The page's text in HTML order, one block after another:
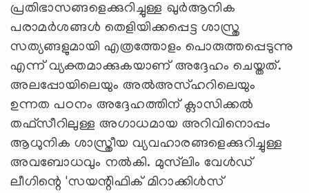
പ്രതിഭാസങ്ങളെക്കുറിച്ചുള്ള ഖുർആനിക
പരാമർശങ്ങൾ തെളിയിക്കപ്പെട്ട ശാസ്ത്ര
സത്യങ്ങളുമായി എത്രത്തോളം പൊരുത്തപ്പെടുന്നു
എന്ന് വ്യക്തമാക്കുകയാണ് അദ്ദേഹം ചെയ്തത്.
അലപ്പോയിലെയും അൽഅസ്ഹറിലെയും
ഉന്നത പഠനം അദ്ദേഹത്തിന് ക്ലാസിക്കൽ
തഫ്‌സീറിലുള്ള അഗാധമായ അറിവിനൊപ്പം
ആധുനിക ശാസ്ത്രീയ വ്യവഹാരങ്ങളെക്കുറിച്ചുള്ള
അവബോധവും നൽകി. മുസ്‍ലിം വേൾഡ്
ലീഗിന്റെ 'സയന്റിഫിക് മിറാക്കിൾസ്